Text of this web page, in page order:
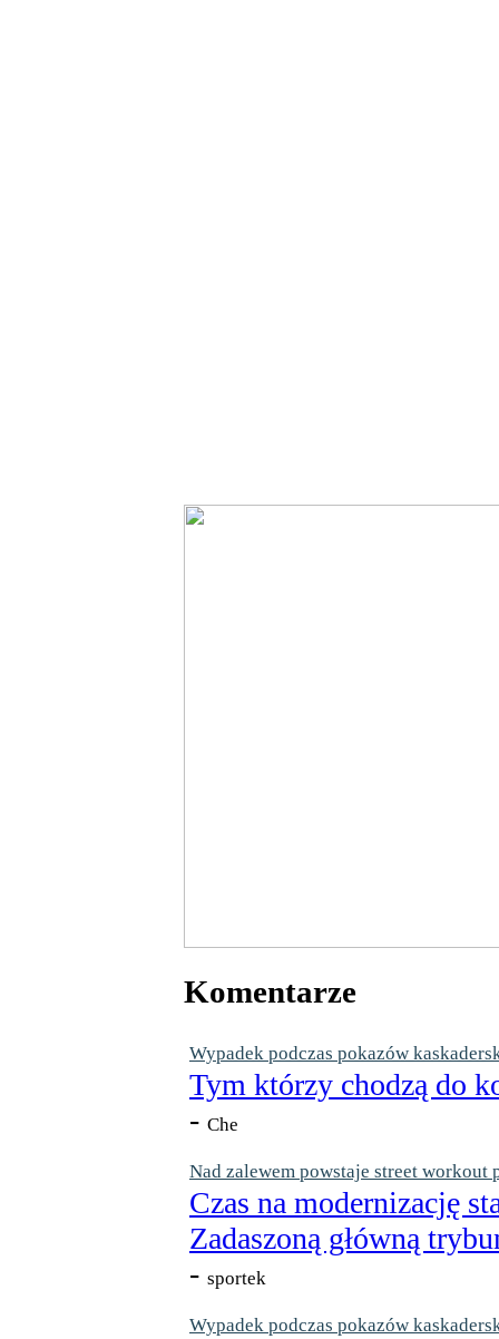
Komentarze
Wypadek podczas pokazów
Tym którzy chodzą do
- Che
Nad zalewem powstaje street workout
Czas na modernizację
Zadaszoną główną
- sportek
Wypadek podczas pokazów